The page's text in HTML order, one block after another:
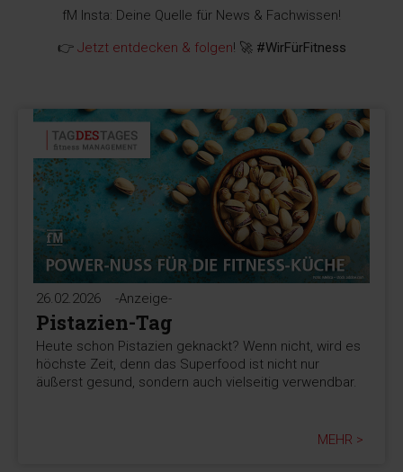
fM Insta: Deine Quelle für News & Fachwissen!
👉 Jetzt entdecken & folgen! 🚀 #WirFürFitness
26.02.2026 -Anzeige-
Pistazien-Tag
Heute schon Pistazien geknackt? Wenn nicht, wird es
höchste Zeit, denn das Superfood ist nicht nur
äußerst gesund, sondern auch vielseitig verwendbar.
MEHR >